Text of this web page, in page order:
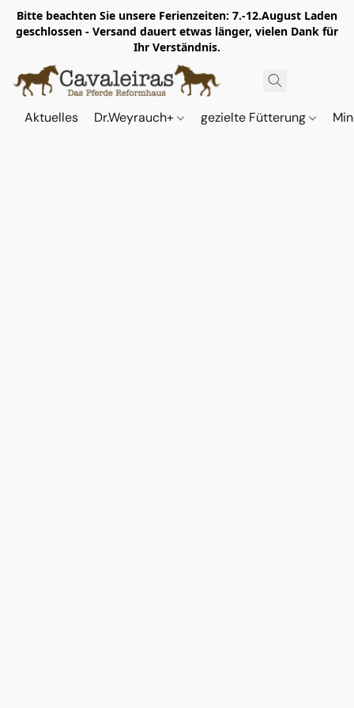
Bitte beachten Sie unsere Ferienzeiten: 7.-12.August Laden
geschlossen - Versand dauert etwas länger, vielen Dank für
Ihr Verständnis.
Aktuelles Dr.Weyrauch+ gezielte Fütterung